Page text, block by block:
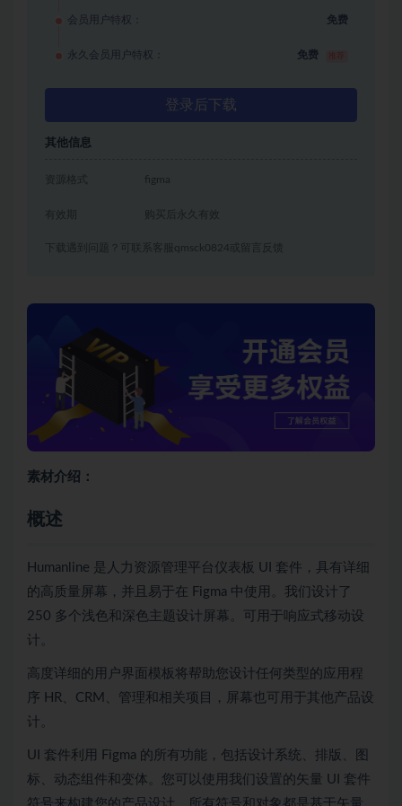
会员用户特权： 免费
永久会员用户特权： 免费
登录后下载
其他信息
资源格式 figma
有效期 购买后永久有效
下载遇到问题？可联系客服qmsck0824或留言反馈
素材介绍：
概述
Humanline 是人力资源管理平台仪表板 UI 套件，具有详细
的高质量屏幕，并且易于在 Figma 中使用。我们设计了
250 多个浅色和深色主题设计屏幕。可用于响应式移动设
计。
高度详细的用户界面模板将帮助您设计任何类型的应用程
序 HR、CRM、管理和相关项目，屏幕也可用于其他产品设
计。
UI 套件利用 Figma 的所有功能，包括设计系统、排版、图
标、动态组件和变体。您可以使用我们设置的矢量 UI 套件